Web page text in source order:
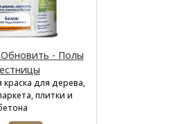
Обновить - Полы
краска для дерева,
плитки и